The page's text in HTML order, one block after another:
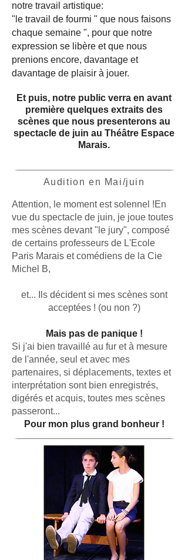
notre travail artistique:
"le travail de fourmi " que nous faisons
chaque semaine ", pour que notre
expression se libère et que nous
prenions encore, davantage et
davantage de plaisir à jouer.
Et puis, notre public verra en avant
première quelques extraits des
scènes que nous presenterons au
spectacle de juin au Théâtre Espace
Marais.
Audition en Mai/juin
Attention, le moment est solennel !En
vue du spectacle de juin, je joue toutes
mes scènes devant "le jury", composé
de certains professeurs de L'Ecole
Paris Marais et comédiens de la Cie
Michel B,
et... Ils décident si mes scènes sont
acceptées ! (ou non ?)
Mais pas de panique !
Si j'ai bien travaillé au fur et à mesure
de l'année, seul et avec mes
partenaires, si déplacements, textes et
interprétation sont bien enregistrés,
digérés et acquis, toutes mes scènes
passeront...
Pour mon plus grand bonheur !